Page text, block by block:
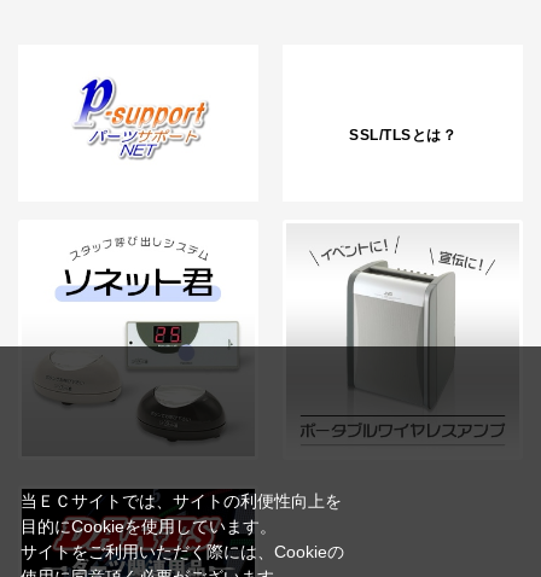
SSL/TLSとは？
当ＥＣサイトでは、サイトの利便性向上を
目的にCookieを使用しています。
サイトをご利用いただく際には、Cookieの